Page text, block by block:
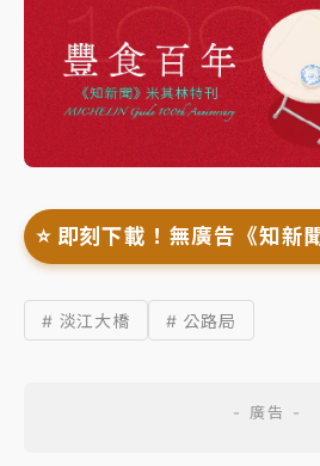
⭐️ 即刻下載！無廣告《知新
# 淡江大橋 # 公路局